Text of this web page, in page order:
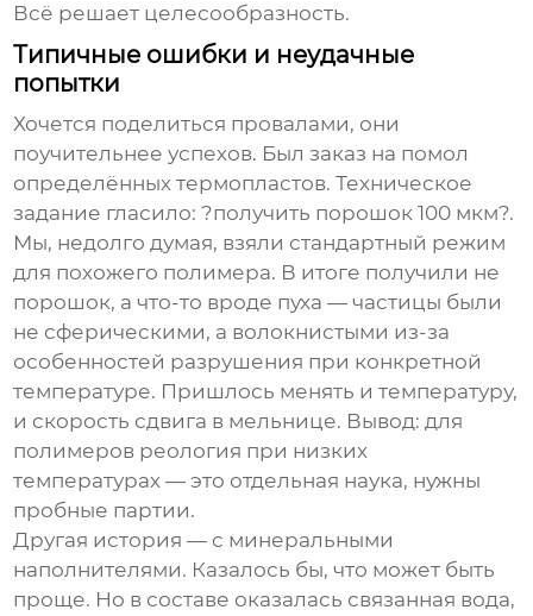
Всё решает целесообразность.
Типичные ошибки и неудачные
попытки
Хочется поделиться провалами, они
поучительнее успехов. Был заказ на помол
определённых термопластов. Техническое
задание гласило: ?получить порошок 100 мкм?.
Мы, недолго думая, взяли стандартный режим
для похожего полимера. В итоге получили не
порошок, а что-то вроде пуха — частицы были
не сферическими, а волокнистыми из-за
особенностей разрушения при конкретной
температуре. Пришлось менять и температуру,
и скорость сдвига в мельнице. Вывод: для
полимеров реология при низких
температурах — это отдельная наука, нужны
пробные партии.
Другая история — с минеральными
наполнителями. Казалось бы, что может быть
проще. Но в составе оказалась связанная вода,